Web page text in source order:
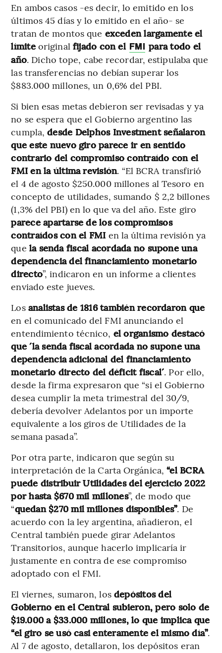
En ambos casos -es decir, lo emitido en los
últimos 45 días y lo emitido en el año- se
tratan de montos que exceden largamente el
límiteoriginal fijado con el FMI para todo el
año. Dicho tope, cabe recordar, estipulaba que
las transferencias no debían superar los
$883.000 millones, un 0,6% del PBI.
Si bien esas metas debieron ser revisadas y ya
no se espera que el Gobierno argentino las
cumpla,desde Delphos Investment señalaron
que este nuevo giro parece ir en sentido
contrario del compromiso contraído con el
FMI en la última revisión. “El BCRA transfirió
el 4 de agosto $250.000 millones al Tesoro en
concepto de utilidades, sumando $ 2,2 billones
(1,3% del PBI) en lo que va del año. Este giro
parece apartarse de los compromisos
contraídos con el FMI en la última revisión ya
que la senda fiscal acordada no supone una
dependencia del financiamiento monetario
directo”, indicaron en un informe a clientes
enviado este jueves.
Los analistas de 1816 también recordaron que
en el comunicado del FMI anunciando el
entendimiento técnico, el organismo destacó
que ´la senda fiscal acordada no supone una
dependencia adicional del financiamiento
monetario directo del déficit fiscal´. Por ello,
desde la firma expresaron que “si el Gobierno
desea cumplir la meta trimestral del 30/9,
debería devolver Adelantos por un importe
equivalente a los giros de Utilidades de la
semana pasada”.
Por otra parte, indicaron que según su
interpretación de la Carta Orgánica,“el BCRA
puede distribuir Utilidades del ejercicio 2022
por hasta $670 mil millones”, de modo que
“quedan $270 mil millones disponibles”. De
acuerdo con la ley argentina, añadieron, el
Central también puede girar Adelantos
Transitorios, aunque hacerlo implicaría ir
justamente en contra de ese compromiso
adoptado con el FMI.
El viernes, sumaron, los depósitos del
Gobierno en el Central subieron, pero solo de
$19.000 a $33.000 millones, lo que implica que
“el giro se usó casi enteramente el mismo día”.
Al 7 de agosto, detallaron, los depósitos eran